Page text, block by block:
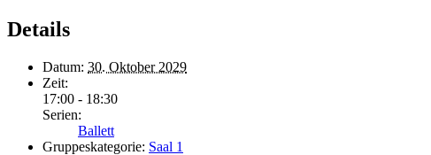
Details
Datum: 30. Oktober 2029
Zeit:
17:00 - 18:30
Serien:
Ballett
Gruppeskategorie: Saal 1